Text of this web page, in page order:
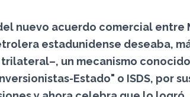
nuevo acuerdo comercial entre
estadunidense deseaba,
un mecanismo conocido
Estado
o ISDS, por